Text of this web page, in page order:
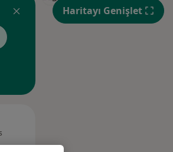
Haritayı Genişlet